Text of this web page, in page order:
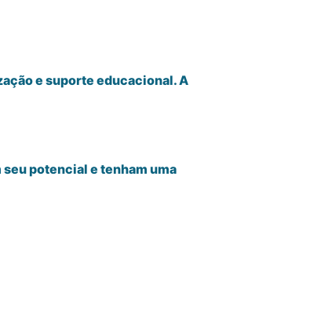
e suporte educacional. A
potencial e tenham uma